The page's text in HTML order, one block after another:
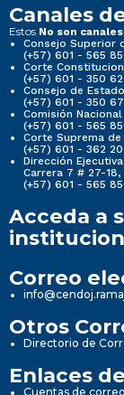
Canales
Estos No son
Consejo Superior
(+57) 601 - 565
Corte
(+57) 601 - 350
Consejo de
(+57) 601 - 350
Comisión
(+57) 601 - 565
Corte Suprema
(+57) 601 - 362
Dirección
Carrera 7 # 27-18,
(+57) 601 - 565
Acceda a
Correo
Otros
Directorio de
Enlaces
Cuentas de